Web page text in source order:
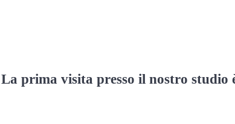
La prima visita presso il nostro studio